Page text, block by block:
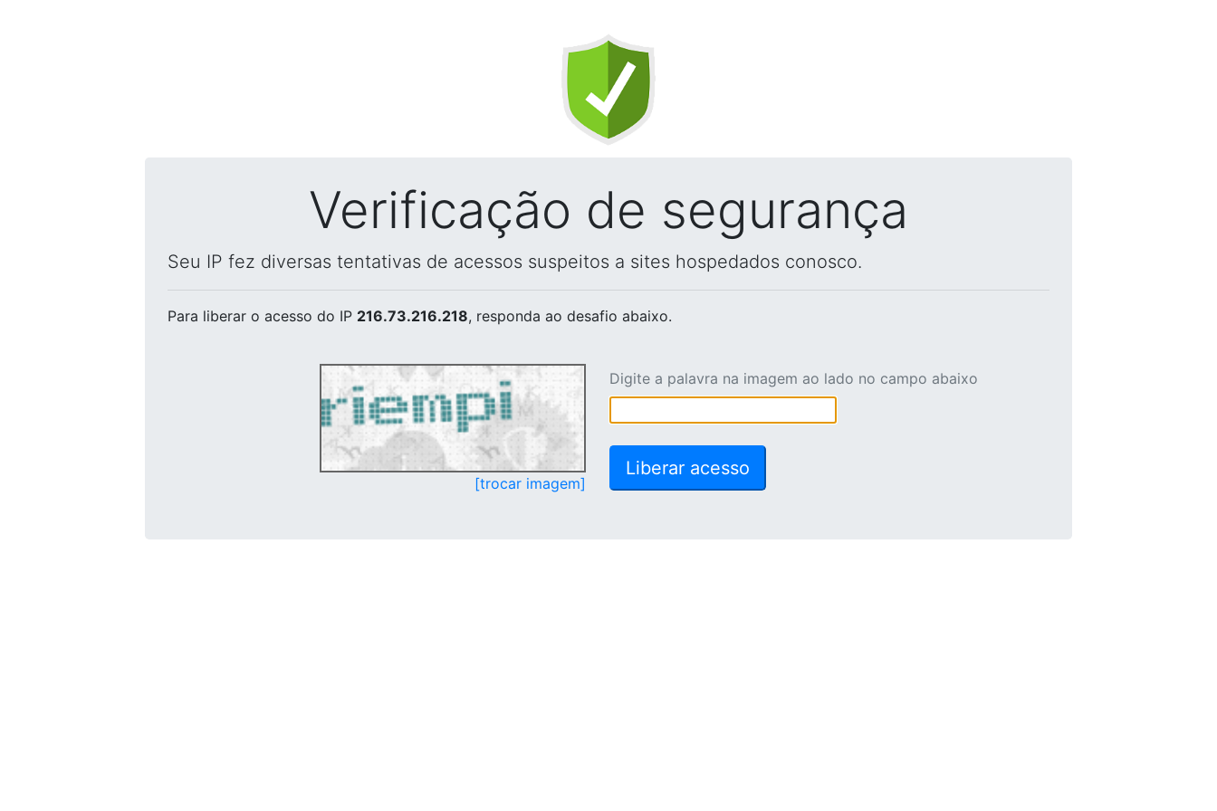
Verificação de segurança
Seu IP fez diversas tentativas de acessos suspeitos a sites hospedados conosco.
Para liberar o acesso do IP 216.73.216.218, responda ao desafio abaixo.
[trocar imagem]
Digite a palavra na imagem ao lado no campo abaixo